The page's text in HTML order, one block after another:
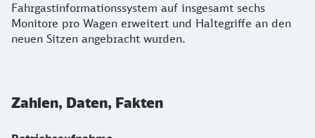
Fahrgastinformationssystem auf insgesamt sechs
Monitore pro Wagen erweitert und Haltegriffe an den
neuen Sitzen angebracht wurden.
Zahlen, Daten, Fakten